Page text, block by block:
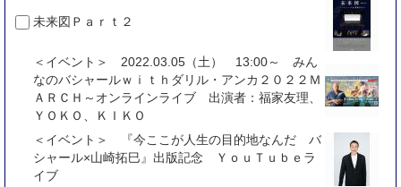
未来図Ｐａｒｔ２
＜イベント＞ 2022.03.05（土） 13:00～ みん
なのバシャールｗｉｔｈダリル・アンカ２０２２Ｍ
ＡＲＣＨ～オンラインライブ 出演者：福家友理、
ＹＯＫＯ、ＫＩＫＯ
＜イベント＞ 『今ここが人生の目的地なんだ バ
シャール×山崎拓巳』出版記念 ＹｏｕＴｕｂｅラ
イブ